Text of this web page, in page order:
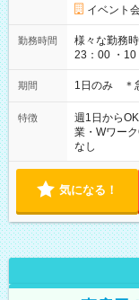
イベント
勤務時間
様々な勤務
23：00 ・10
03：00 etc
す。
期間 1日のみ ＊
特徴 週1日からOK
業・Wワー
なし
気になる！